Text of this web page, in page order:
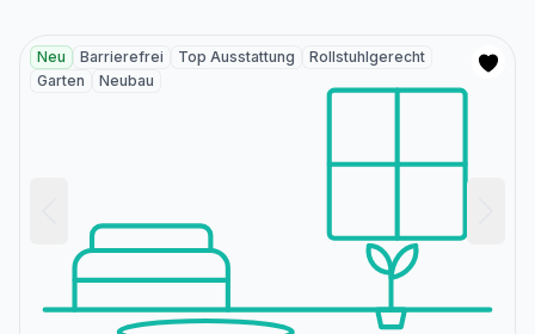
Neu Barrierefrei Top Ausstattung
Rollstuhlgerecht
Garten
Neubau